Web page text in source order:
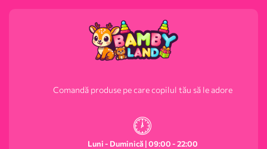
Comandă produse pe care copilul tău să le adore
Luni - Duminică | 09:00 - 22:00